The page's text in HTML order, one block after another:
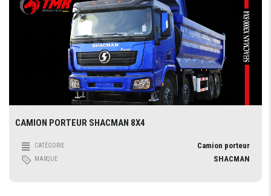
CAMION PORTEUR SHACMAN 8X4
CATÉGORIE Camion porteur
MARQUE SHACMAN